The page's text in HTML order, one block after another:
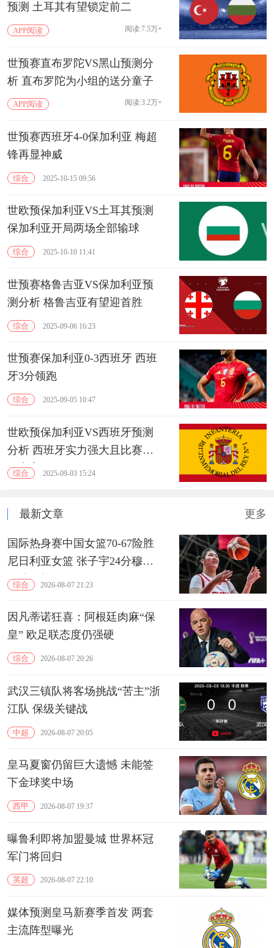
预测 土耳其有望锁定前二
APP阅读 阅读:7.5万+
世预赛直布罗陀VS黑山预测分
析 直布罗陀为小组的送分童子
APP阅读 阅读:3.2万+
世预赛西班牙4-0保加利亚 梅超
锋再显神威
综合 2025-10-15 09:56
世欧预保加利亚VS土耳其预测
保加利亚开局两场全部输球
综合 2025-10-10 11:41
世预赛格鲁吉亚VS保加利亚预
测分析 格鲁吉亚有望迎首胜
综合 2025-09-06 16:23
世预赛保加利亚0-3西班牙 西班
牙3分领跑
综合 2025-09-05 10:47
世欧预保加利亚VS西班牙预测
分析 西班牙实力强大且比赛经
验丰富
综合 2025-09-03 15:24
最新文章 更多
国际热身赛中国女篮70-67险胜
尼日利亚女篮 张子宇24分穆萨
15分10板
综合 2026-08-07 21:23
因凡蒂诺狂喜：阿根廷肉麻“保
皇” 欧足联态度仍强硬
综合 2026-08-07 20:26
武汉三镇队将客场挑战“苦主”浙
江队 保级关键战
中超 2026-08-07 20:05
皇马夏窗仍留巨大遗憾 未能签
下金球奖中场
西甲 2026-08-07 19:37
曝鲁利即将加盟曼城 世界杯冠
军门将回归
英超 2026-08-07 22:10
媒体预测皇马新赛季首发 两套
主流阵型曝光